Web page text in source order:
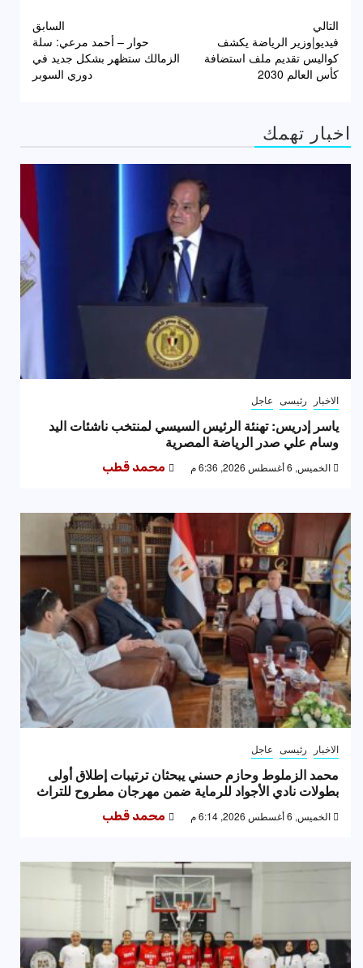
تصفّح
المقالات
السابق
حوار – أحمد مرعي: سلة
الزمالك ستظهر بشكل جديد في
دوري السوبر
التالي
فيديو|وزير الرياضة يكشف
كواليس تقديم ملف استضافة
كأس العالم 2030
اخبار تهمك
الاخبار رئيسى عاجل
ياسر إدريس: تهنئة الرئيس السيسي لمنتخب ناشئات اليد
وسام علي صدر الرياضة المصرية
الخميس, 6 أغسطس 2026, 6:36 م محمد قطب
الاخبار رئيسى عاجل
محمد الزملوط وحازم حسني يبحثان ترتيبات إطلاق أولى
بطولات نادي الأجواد للرماية ضمن مهرجان مطروح للتراث
الخميس, 6 أغسطس 2026, 6:14 م محمد قطب